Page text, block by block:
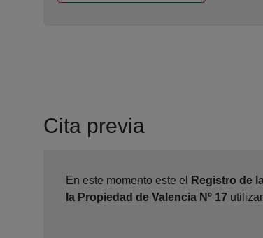
Cita previa
En este momento este el Registro de
la Propiedad de Valencia Nº 17